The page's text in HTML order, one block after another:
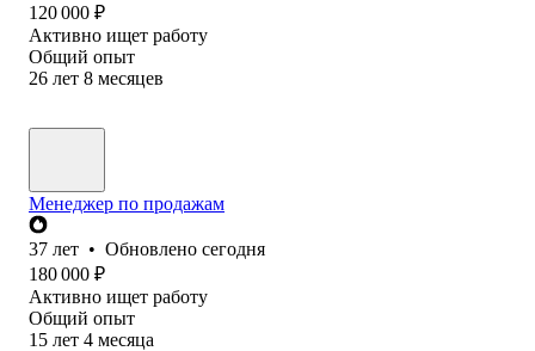
120 000 ₽
Активно ищет работу
Общий опыт
26 лет 8 месяцев
Менеджер по продажам
37 лет • Обновлено сегодня
180 000 ₽
Активно ищет работу
Общий опыт
15 лет 4 месяца